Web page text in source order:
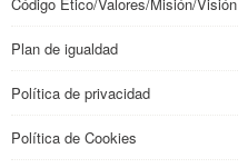
Plan de igualdad
Política de privacidad
Política de Cookies